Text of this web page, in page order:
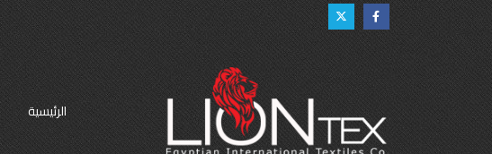
الرئيسية